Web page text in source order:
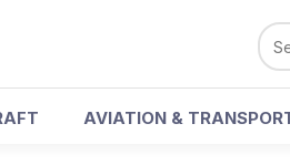
AVIATION &